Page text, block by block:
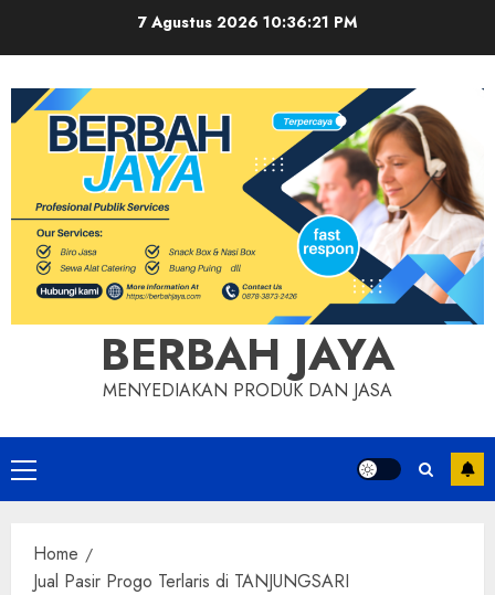
7 Agustus 2026 10:36:21 PM
BERBAH JAYA
MENYEDIAKAN PRODUK DAN JASA
Primary
Menu
Home
Jual Pasir Progo Terlaris di TANJUNGSARI